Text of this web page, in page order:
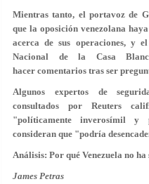
Mientras tanto, el portavoz de
que la oposición venezolana
acerca de sus operaciones, y
Nacional de la Casa
hacer comentarios tras ser
Algunos expertos de
consultados por Reuters
"políticamente inverosímil y
consideran que "podría
Análisis: Por qué Venezuela no
James Petras